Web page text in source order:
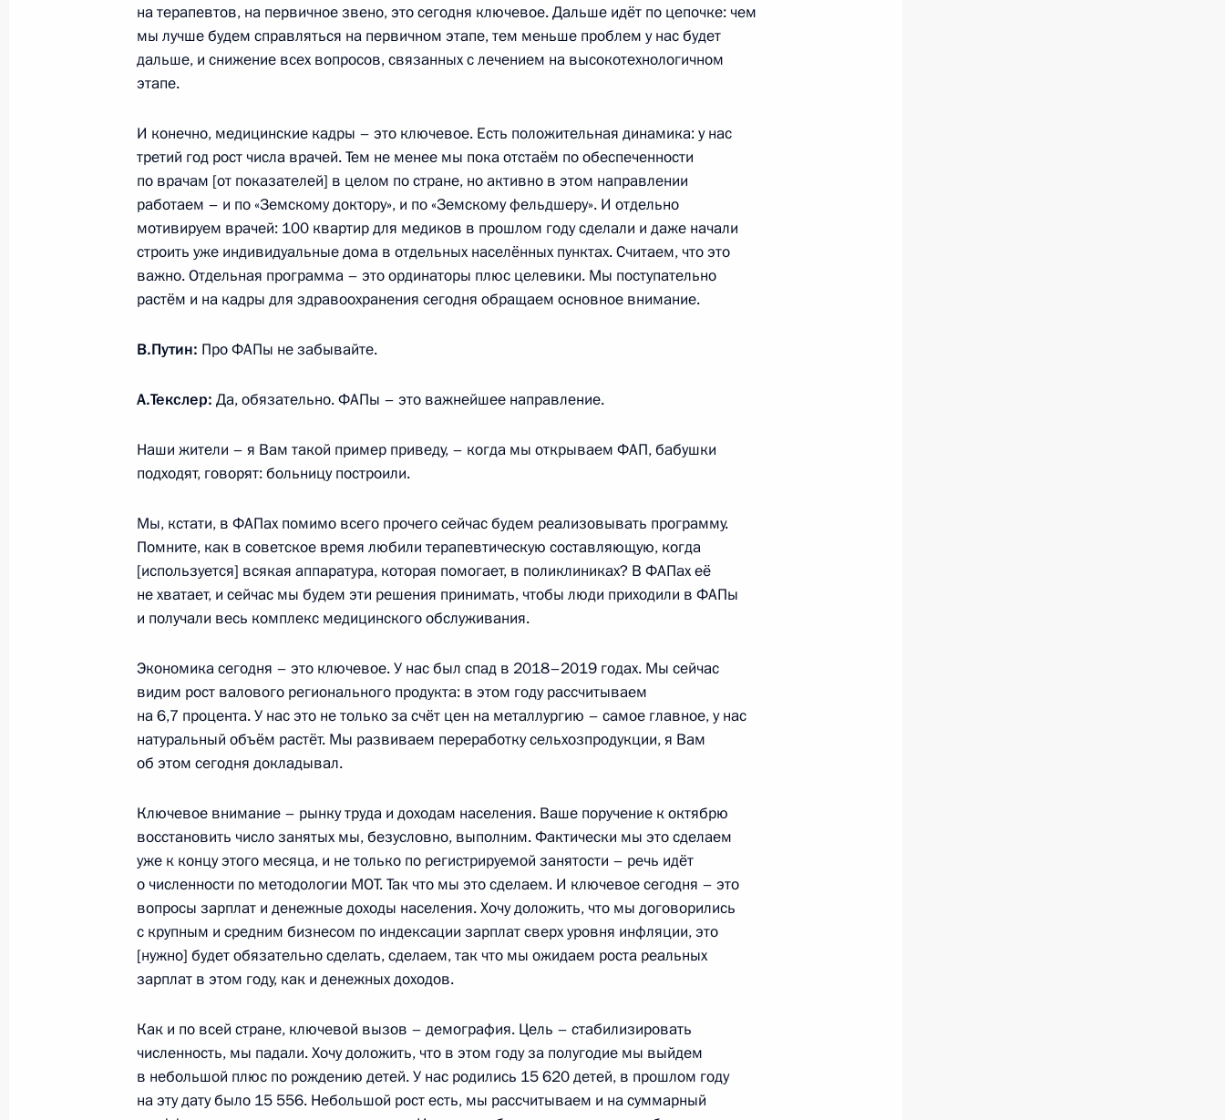
Совещание по вопросам подготовки к новому учебному году
28 июля 2021 года, 15:05 Московская область, Ново-Огарёво
2 13м
27 июля 2021 года, вторник
Совещание по экономическим вопросам
27 июля 2021 года, 14:35 Московская область, Ново-Огарёво
26 июля 2021 года, понедельник
транспортного узла
23 июля 2021 года, пятница
23 июля 2021 года, 14:20 Московская область, Ново-Огарёво
22 июля 2021 года, четверг
Алексеем Рахмановым
22 июля 2021 года, 13:45 Московская область, Ново-Огарёво
Совещание с членами Правительства
21 июля 2021 года, 18:00 Московская область, Ново-Огарёво
5
20 июля 2021 года, вторник
Совещание по вопросу реализации ключевых проектов
Московская область, Жуковский
на терапевтов, на первичное звено, это сегодня ключевое. Дальше идёт по цепочке: чем
мы лучше будем справляться на первичном этапе, тем меньше проблем у нас будет
дальше, и снижение всех вопросов, связанных с лечением на высокотехнологичном
этапе.
И конечно, медицинские кадры – это ключевое. Есть положительная динамика: у нас
третий год рост числа врачей. Тем не менее мы пока отстаём по обеспеченности
по врачам [от показателей] в целом по стране, но активно в этом направлении
работаем – и по «Земскому доктору», и по «Земскому фельдшеру». И отдельно
мотивируем врачей: 100 квартир для медиков в прошлом году сделали и даже начали
строить уже индивидуальные дома в отдельных населённых пунктах. Считаем, что это
важно. Отдельная программа – это ординаторы плюс целевики. Мы поступательно
растём и на кадры для здравоохранения сегодня обращаем основное внимание.
В.Путин: Про ФАПы не забывайте.
А.Текслер: Да, обязательно. ФАПы – это важнейшее направление.
Наши жители – я Вам такой пример приведу, – когда мы открываем ФАП, бабушки
подходят, говорят: больницу построили.
Мы, кстати, в ФАПах помимо всего прочего сейчас будем реализовывать программу.
Помните, как в советское время любили терапевтическую составляющую, когда
[используется] всякая аппаратура, которая помогает, в поликлиниках? В ФАПах её
не хватает, и сейчас мы будем эти решения принимать, чтобы люди приходили в ФАПы
и получали весь комплекс медицинского обслуживания.
Экономика сегодня – это ключевое. У нас был спад в 2018–2019 годах. Мы сейчас
видим рост валового регионального продукта: в этом году рассчитываем
на 6,7 процента. У нас это не только за счёт цен на металлургию – самое главное, у нас
натуральный объём растёт. Мы развиваем переработку сельхозпродукции, я Вам
об этом сегодня докладывал.
Ключевое внимание – рынку труда и доходам населения. Ваше поручение к октябрю
восстановить число занятых мы, безусловно, выполним. Фактически мы это сделаем
уже к концу этого месяца, и не только по регистрируемой занятости – речь идёт
о численности по методологии МОТ. Так что мы это сделаем. И ключевое сегодня – это
вопросы зарплат и денежные доходы населения. Хочу доложить, что мы договорились
с крупным и средним бизнесом по индексации зарплат сверх уровня инфляции, это
[нужно] будет обязательно сделать, сделаем, так что мы ожидаем роста реальных
зарплат в этом году, как и денежных доходов.
Как и по всей стране, ключевой вызов – демография. Цель – стабилизировать
численность, мы падали. Хочу доложить, что в этом году за полугодие мы выйдем
в небольшой плюс по рождению детей. У нас родились 15 620 детей, в прошлом году
на эту дату было 15 556. Небольшой рост есть, мы рассчитываем и на суммарный